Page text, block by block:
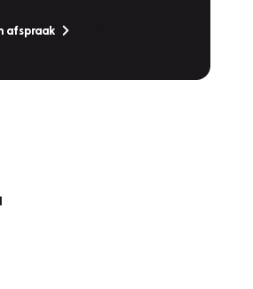
afspraak